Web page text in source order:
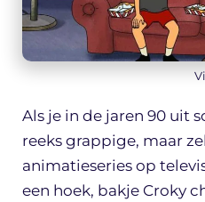
Als je in de jaren 90 uit
reeks grappige, maar
animatieseries op
een hoek, bakje Croky